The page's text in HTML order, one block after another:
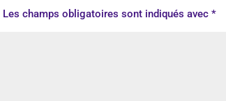
Les champs obligatoires sont indiqués avec*